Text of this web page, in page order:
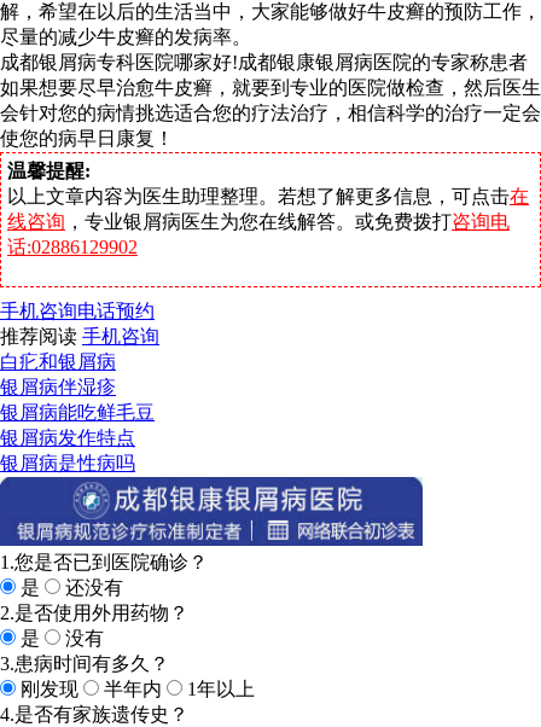
解，希望在以后的生活当中，大家能够做好牛皮癣的预防工作，
尽量的减少牛皮癣的发病率。
成都银屑病专科医院哪家好!成都银康银屑病医院的专家称患者
如果想要尽早治愈牛皮癣，就要到专业的医院做检查，然后医生
会针对您的病情挑选适合您的疗法治疗，相信科学的治疗一定会
使您的病早日康复！
温馨提醒:
以上文章内容为医生助理整理。若想了解更多信息，可点击在
线咨询 ，专业银屑病医生为您在线解答。或免费拨打咨询电
话:02886129902
手机咨询电话预约
推荐阅读 手机咨询
白疕和银屑病
银屑病伴湿疹
银屑病能吃鲜毛豆
银屑病发作特点
银屑病是性病吗
1.您是否已到医院确诊？
是
还没有
2.是否使用外用药物？
是
没有
3.患病时间有多久？
刚发现
半年内
1年以上
4.是否有家族遗传史？